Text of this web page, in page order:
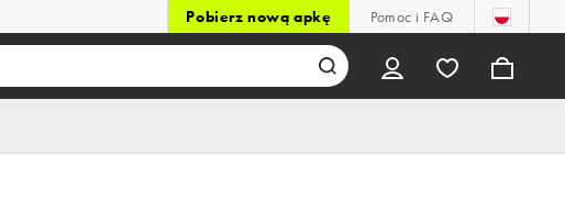
Pobierz nową apkę Pomoc i FAQ